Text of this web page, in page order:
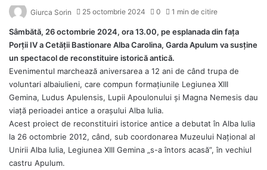
Giurca Sorin 25 octombrie 2024 0 1 min de citire
Sâmbătă, 26 octombrie 2024, ora 13.00, pe esplanada din fața
Porții IV a Cetății Bastionare Alba Carolina, Garda Apulum va susține
un spectacol de reconstituire istorică antică.
Evenimentul marchează aniversarea a 12 ani de când trupa de
voluntari albaiulieni, care compun formațiunile Legiunea XIII
Gemina, Ludus Apulensis, Lupii Apoulonului și Magna Nemesis dau
viață perioadei antice a orașului Alba Iulia.
Acest proiect de reconstituiri istorice antice a debutat în Alba Iulia
la 26 octombrie 2012, când, sub coordonarea Muzeului Național al
Unirii Alba Iulia, Legiunea XIII Gemina „s-a întors acasă”, în vechiul
castru Apulum.